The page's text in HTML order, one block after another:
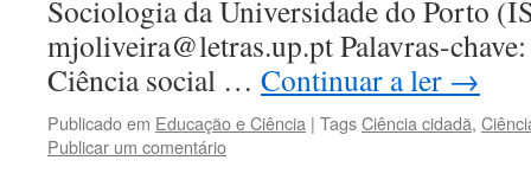
Sociologia da Universidade do Porto
mjoliveira@letras.up.pt Palavras-
Ciência social … Continuar a ler →
Publicado em Educação e Ciência | TagsCiência cidadã,
Publicar um comentário